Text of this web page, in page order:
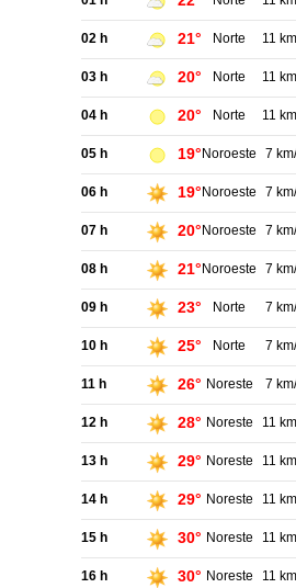
02 h 21° Norte 11
03 h 20° Norte 11
04 h 20° Norte 11
05 h 19° Noroeste 7
06 h 19° Noroeste 7
07 h 20° Noroeste 7
08 h 21° Noroeste 7
09 h 23° Norte 7
10 h 25° Norte 7
11 h 26° Noreste 7
12 h 28° Noreste 11
13 h 29° Noreste 11
14 h 29° Noreste 11
15 h 30° Noreste 11
16 h 30° Noreste 11